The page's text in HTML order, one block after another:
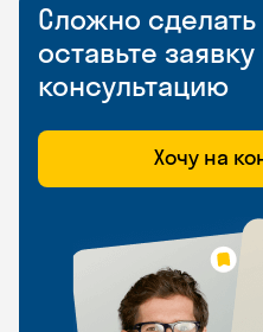
Сложно
оставьте
консультацию
Хочу на